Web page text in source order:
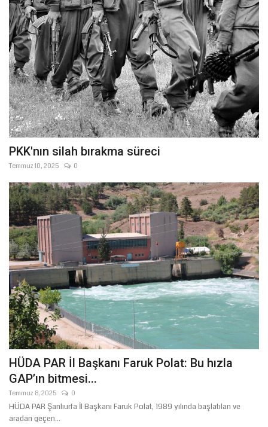
PKK'nın silah bırakma süreci
Temmuz 10, 2025 0
HÜDA PAR İl Başkanı Faruk Polat: Bu hızla
GAP’ın bitmesi...
Temmuz 8, 2025 0
HÜDA PAR Şanlıurfa İl Başkanı Faruk Polat, 1989 yılında başlatılan ve
aradan geçen...